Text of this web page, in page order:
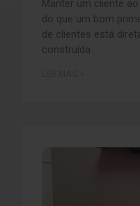
Manter um cliente
do que um bom
de clientes está
construída